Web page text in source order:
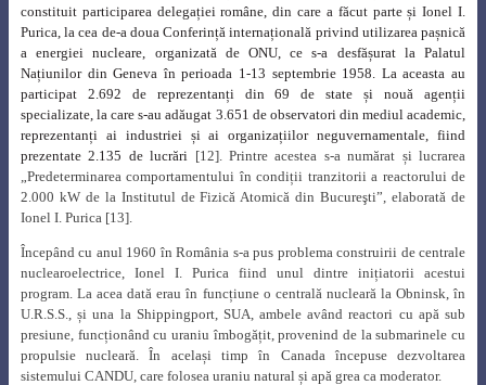
constituit participarea delegației române, din care a făcut parte și Ionel I.
Purica, la cea de-a doua Conferință internațională privind utilizarea pașnică
a energiei nucleare, organizată de ONU, ce s-a desfășurat la Palatul
Națiunilor din Geneva în perioada 1-13 septembrie 1958. La aceasta au
participat 2.692 de reprezentanți din 69 de state și nouă agenții
specializate, la care s-au adăugat 3.651 de observatori din mediul academic,
reprezentanți ai industriei și ai organizațiilor neguvernamentale, fiind
prezentate 2.135 de lucrări [12]. Printre acestea s-a numărat și lucrarea
Predeterminarea comportamentului în condiții tranzitorii a reactorului de
2.000 kW de la Institutul de Fizică Atomică din Bucureşti”, elaborată de
Ionel I. Purica [13].
Începând cu anul 1960 în România s-a pus problema construirii de centrale
nuclearoelectrice, Ionel I. Purica fiind unul dintre inițiatorii acestui
program. La acea dată erau în funcțiune o centrală nucleară la Obninsk, în
U.R.S.S., și una la Shippingport, SUA, ambele având reactori cu apă sub
presiune, funcționând cu uraniu îmbogățit, provenind de la submarinele cu
propulsie nucleară. În același timp în Canada începuse dezvoltarea
sistemului CANDU, care folosea uraniu natural și apă grea ca moderator.